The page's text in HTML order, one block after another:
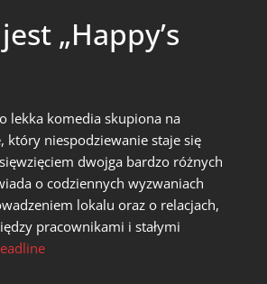
„Happy’s
lekka komedia skupiona na
który niespodziewanie staje się
dwojga bardzo różnych
o codziennych wyzwaniach
lokalu oraz o relacjach,
pracownikami i stałymi